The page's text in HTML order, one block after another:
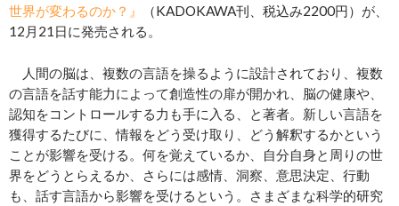
世界が変わるのか？』
（KADOKAWA刊、税込み2200円）が、
12月21日に発売される。
人間の脳は、複数の言語を操るように設計されており、複数
の言語を話す能力によって創造性の扉が開かれ、脳の健康や、
認知をコントロールする力も手に入る、と著者。新しい言語を
獲得するたびに、情報をどう受け取り、どう解釈するかという
ことが影響を受ける。何を覚えているか、自分自身と周りの世
界をどうとらえるか、さらには感情、洞察、意思決定、行動
も、話す言語から影響を受けるという。さまざまな科学的研究